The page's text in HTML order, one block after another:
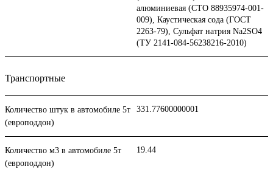
алюминиевая (СТО 88935974-001-
009), Каустическая сода (ГОСТ
2263-79), Сульфат натрия Na2SO4
(ТУ 2141-084-56238216-2010)
Транспортные
Количество штук в автомобиле 5т
(европоддон)
331.77600000001
Количество м3 в автомобиле 5т
(европоддон)
19.44